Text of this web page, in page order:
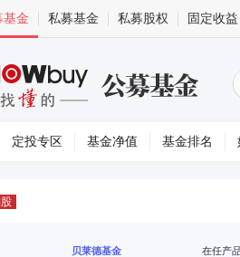
基金 私募基金 私募股权 固定收益
定投专区 基金净值 基金排名
贝莱德基金
在任产